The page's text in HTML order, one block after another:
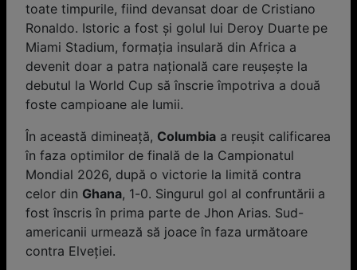
toate timpurile, fiind devansat doar de Cristiano
Ronaldo. Istoric a fost și golul lui Deroy Duarte pe
Miami Stadium, formația insulară din Africa a
devenit doar a patra națională care reușește la
debutul la World Cup să înscrie împotriva a două
foste campioane ale lumii.
În această dimineaţă, Columbiaa reuşit calificarea
în faza optimilor de finală de la Campionatul
Mondial 2026, după o victorie la limită contra
celor din Ghana, 1-0. Singurul gol al confruntării a
fost înscris în prima parte de Jhon Arias. Sud-
americanii urmează să joace în faza următoare
contra Elveţiei.